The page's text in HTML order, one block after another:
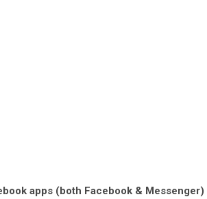
apps (both Facebook & Messenger)